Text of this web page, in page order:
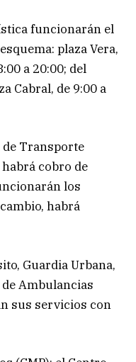
funcionarán el
plaza Vera,
a 20:00; del
Cabral, de 9:00 a
de Transporte
cobro de
los
habrá
Guardia Urbana,
Ambulancias
sus servicios con